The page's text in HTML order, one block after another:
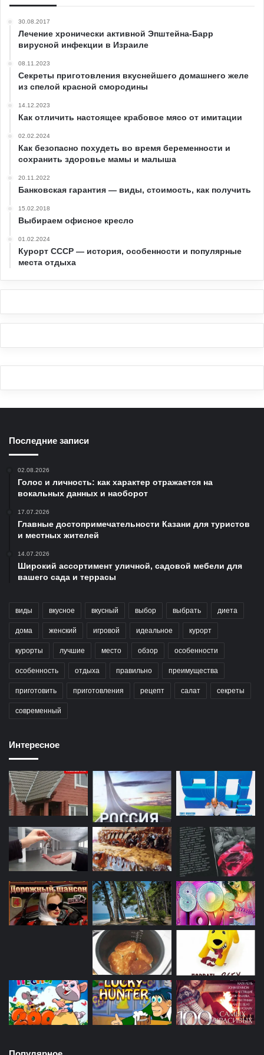
30.08.2017
Лечение хронически активной Эпштейна-Барр
вирусной инфекции в Израиле
08.11.2023
Секреты приготовления вкуснейшего домашнего желе
из спелой красной смородины
14.12.2023
Как отличить настоящее крабовое мясо от имитации
02.02.2024
Как безопасно похудеть во время беременности и
сохранить здоровье мамы и малыша
20.11.2022
Банковская гарантия — виды, стоимость, как получить
15.02.2018
Выбираем офисное кресло
01.02.2024
Курорт СССР — история, особенности и популярные
места отдыха
Последние записи
02.08.2026
Голос и личность: как характер отражается на
вокальных данных и наоборот
17.07.2026
Главные достопримечательности Казани для туристов
и местных жителей
14.07.2026
Широкий ассортимент уличной, садовой мебели для
вашего сада и террасы
виды вкусное вкусный выбор выбрать диета
дома женский игровой идеальное курорт
курорты лучшие место обзор особенности
особенность отдыха правильно преимущества
приготовить приготовления рецепт салат секреты
современный
Интересное